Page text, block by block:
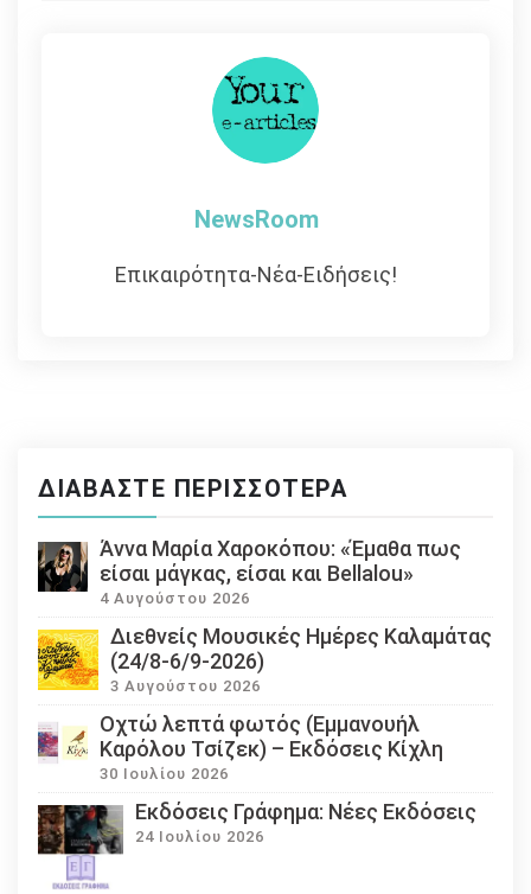
NewsRoom
Επικαιρότητα-Νέα-Ειδήσεις!
ΔΙΑΒΆΣΤΕ ΠΕΡΙΣΣΌΤΕΡΑ
Άννα Μαρία Χαροκόπου: «Έμαθα πως
είσαι μάγκας, είσαι και Bellalou»
4 Αυγούστου 2026
Διεθνείς Μουσικές Ημέρες Καλαμάτας
(24/8-6/9-2026)
3 Αυγούστου 2026
Οχτώ λεπτά φωτός (Εμμανουήλ
Καρόλου Τσίζεκ) – Εκδόσεις Κίχλη
30 Ιουλίου 2026
Εκδόσεις Γράφημα: Νέες Εκδόσεις
24 Ιουλίου 2026